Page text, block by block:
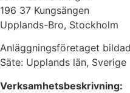
196 37 Kungsängen
Upplands-Bro, Stockholm
Anläggningsföretaget
Säte: Upplands län, Sverige
Verksamhetsbeskrivning: